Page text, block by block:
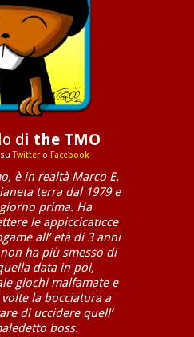
di the TMO
suTwittero Facebook
è in realtà Marco E.
terra dal 1979 e
prima. Ha
le appiccicaticce
all’ età di 3 anni
ha più smesso di
data in poi,
giochi malfamate e
la bocciatura a
di uccidere quell’
boss.